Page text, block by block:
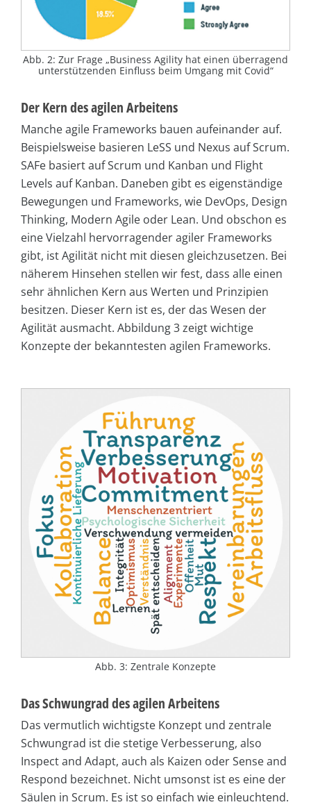
Abb. 2: Zur Frage „Business Agility hat einen überragend
unterstützenden Einfluss beim Umgang mit Covid“
Der Kern des agilen Arbeitens
Manche agile Frameworks bauen aufeinander auf.
Beispielsweise basieren LeSS und Nexus auf Scrum.
SAFe basiert auf Scrum und Kanban und Flight
Levels auf Kanban. Daneben gibt es eigenständige
Bewegungen und Frameworks, wie DevOps, Design
Thinking, Modern Agile oder Lean. Und obschon es
eine Vielzahl hervorragender agiler Frameworks
gibt, ist Agilität nicht mit diesen gleichzusetzen. Bei
näherem Hinsehen stellen wir fest, dass alle einen
sehr ähnlichen Kern aus Werten und Prinzipien
besitzen. Dieser Kern ist es, der das Wesen der
Agilität ausmacht. Abbildung 3 zeigt wichtige
Konzepte der bekanntesten agilen Frameworks.
Abb. 3: Zentrale Konzepte
Das Schwungrad des agilen Arbeitens
Das vermutlich wichtigste Konzept und zentrale
Schwungrad ist die stetige Verbesserung, also
Inspect and Adapt, auch als Kaizen oder Sense and
Respond bezeichnet. Nicht umsonst ist es eine der
Säulen in Scrum. Es ist so einfach wie einleuchtend.